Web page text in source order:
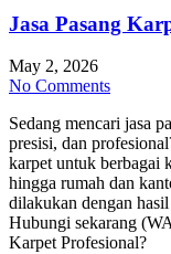
Jasa Pasang
May 2, 2026
No Comments
Sedang mencari jasa
presisi, dan
karpet untuk berbagai
hingga rumah dan
dilakukan dengan
Hubungi sekarang
Karpet Profesional?